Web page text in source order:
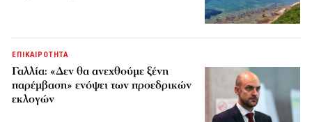
ΕΠΙΚΑΙΡΟΤΗΤΑ
Γαλλία: «Δεν θα ανεχθούμε ξένη
παρέμβαση» ενόψει των προεδρικών
εκλογών